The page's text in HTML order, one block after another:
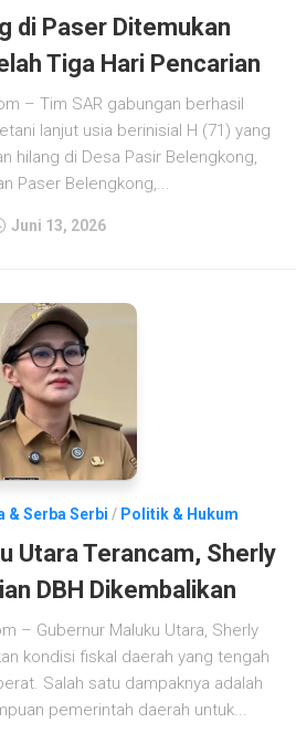
di Paser Ditemukan
Tiga Hari Pencarian
– Tim SAR gabungan berhasil
lanjut usia berinisial H (71) yang
hilang di Desa Pasir Belengkong,
Paser Belengkong,...
Juni 13, 2026
& Serba Serbi / Politik & Hukum
Utara Terancam, Sherly
DBH Dikembalikan
– Gubernur Maluku Utara, Sherly
kondisi fiskal daerah yang tengah
Salah satu dampaknya adalah
pemerintah daerah untuk...